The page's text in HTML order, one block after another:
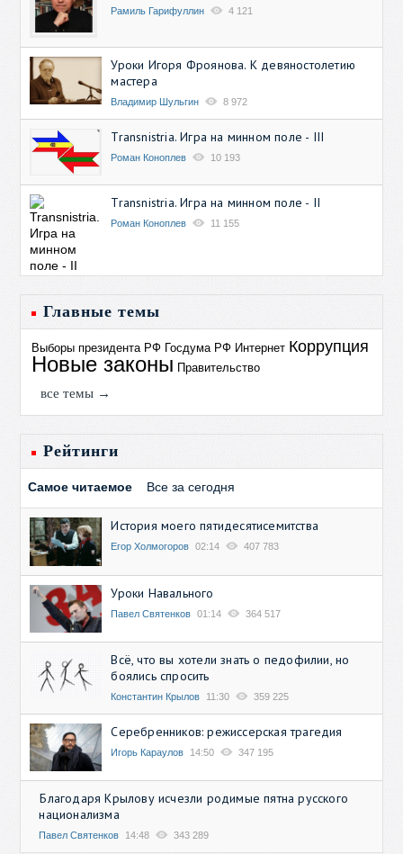
Рамиль Гарифуллин 4 121
Уроки Игоря Фроянова. К девяностолетию
мастера
Владимир Шульгин 8 972
Transnistria. Игра на минном поле - III
Роман Коноплев 10 193
Transnistria. Игра на минном поле - II
Роман Коноплев 11 155
Главные темы
Выборы президента РФ Госдума РФ Интернет Коррупция
Новые законы Правительство
все темы →
Рейтинги
Самое читаемое Все за сегодня
История моего пятидесятисемитства
Егор Холмогоров 02:14 407 783
Уроки Навального
Павел Святенков 01:14 364 517
Всё, что вы хотели знать о педофилии, но
боялись спросить
Константин Крылов 11:30 359 225
Серебренников: режиссерская трагедия
Игорь Караулов 14:50 347 195
Благодаря Крылову исчезли родимые пятна русского
национализма
Павел Святенков 14:48 343 289